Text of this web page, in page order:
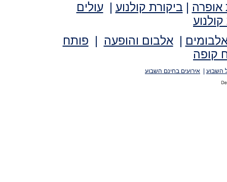
אופרה | ביקורת קולנוע |עולים
קולנוע
|אלבום והופעה | פותח
קופה
השבוע אירועים בחינם השבוע